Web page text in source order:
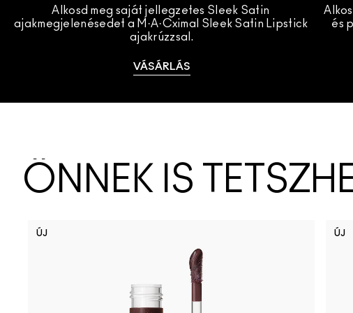
Alkosd meg saját jellegzetes Sleek Satin
ajakmegjelenésedet a M·A·Cximal Sleek Satin Lipstick
ajakrúzzsal.
VÁSÁRLÁS
és
ÖNNEK IS
ÚJ ÚJ